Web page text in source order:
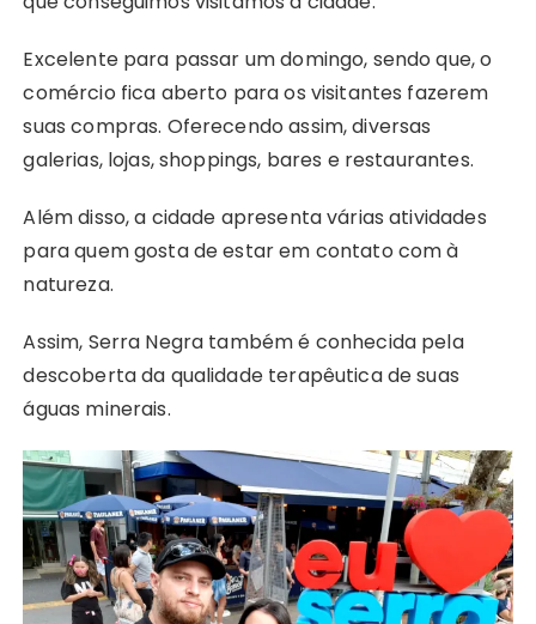
k
p
s
Excelente para passar um domingo, sendo que, o
comércio fica aberto para os visitantes fazerem
suas compras. Oferecendo assim, diversas
galerias, lojas, shoppings, bares e restaurantes.
Além disso, a cidade apresenta várias atividades
para quem gosta de estar em contato com à
natureza.
Assim, Serra Negra também é conhecida pela
descoberta da qualidade terapêutica de suas
águas minerais.